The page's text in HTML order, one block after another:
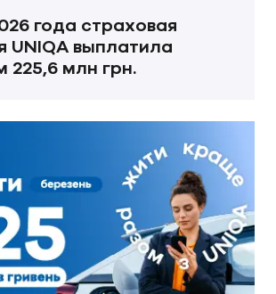
года страховая
UNIQA выплатила
225,6 млн грн.